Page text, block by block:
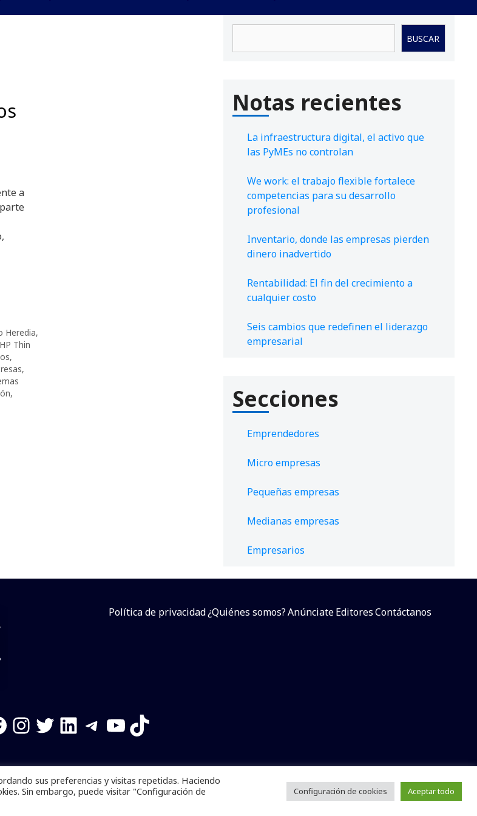
a
Heredia,
HP Thin
,
,
,
BUSCAR
Notas recientes
La infraestructura digital, el activo que
las PyMEs no controlan
We work: el trabajo flexible fortalece
competencias para su desarrollo
profesional
Inventario, donde las empresas pierden
dinero inadvertido
Rentabilidad: El fin del crecimiento a
cualquier costo
Seis cambios que redefinen el liderazgo
empresarial
Secciones
Emprendedores
Micro empresas
Pequeñas empresas
Medianas empresas
Empresarios
Política de privacidad¿Quiénes somos?AnúnciateEditoresContáctanos
Instagram
Twitter
LinkedIn
Telegram
YouTube
TikTok
Se prohibe el uso de la información total o parcial sin dar referencia a la fuente.
Desarrollado poryalla ya!
sus preferencias y visitas repetidas. Haciendo
Sin embargo, puede visitar "Configuración de
Configuración de cookies Aceptar todo